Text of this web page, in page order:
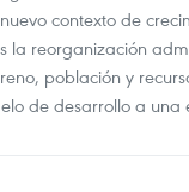
contexto de
la reorganización
población y
de desarrollo a